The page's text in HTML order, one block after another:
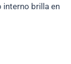
interno brilla en